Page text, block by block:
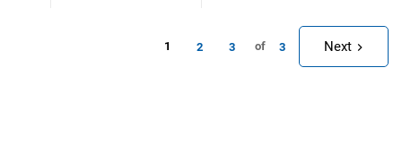
1 2 3 of 3 Next